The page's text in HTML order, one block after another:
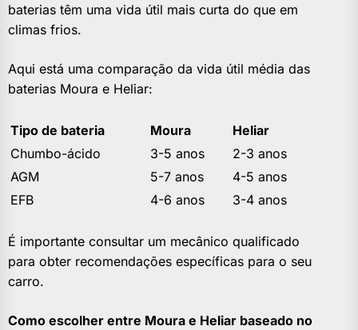
baterias têm uma vida útil mais curta do que em
climas frios.
Aqui está uma comparação da vida útil média das
baterias Moura e Heliar:
Tipo de bateria Moura
Heliar
Chumbo-ácido
3-5 anos
2-3 anos
AGM
5-7 anos
4-5 anos
EFB
4-6 anos 3-4 anos
É importante consultar um mecânico qualificado
para obter recomendações específicas para o seu
carro.
Como escolher entre Moura e Heliar baseado no